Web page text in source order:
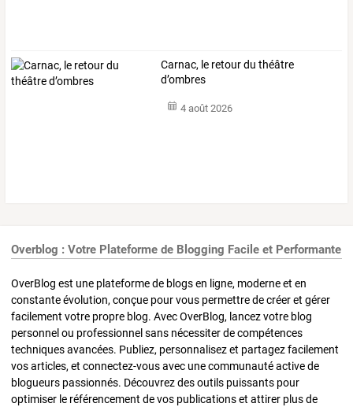
Carnac, le retour du théâtre
d’ombres
4 août 2026
Overblog : Votre Plateforme de Blogging Facile et Performante
OverBlog est une plateforme de blogs en ligne, moderne et en
constante évolution, conçue pour vous permettre de créer et gérer
facilement votre propre blog. Avec OverBlog, lancez votre blog
personnel ou professionnel sans nécessiter de compétences
techniques avancées. Publiez, personnalisez et partagez facilement
vos articles, et connectez-vous avec une communauté active de
blogueurs passionnés. Découvrez des outils puissants pour
optimiser le référencement de vos publications et attirer plus de